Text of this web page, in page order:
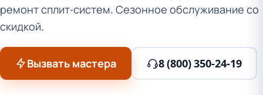
ремонт сплит-систем. Сезонное обслуживание со
скидкой.
Вызвать мастера 8 (800) 350-24-19